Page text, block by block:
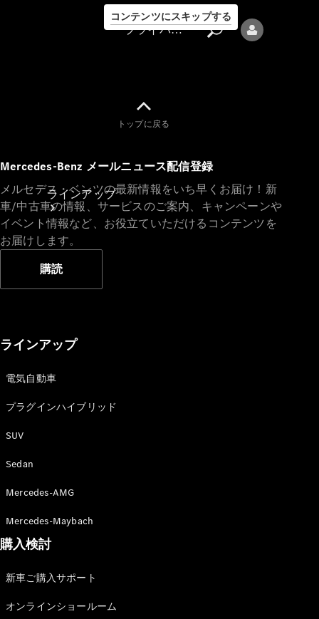
コンテンツにスキップする
プライバシ
ラインアップ
プラグインハイブリッドモデル
All Sedan
CLA
Sedan
Sedan
Sedan
プライバシーポリシー
トップに戻る
Mercedes-Benz メールニュース配信登録
メルセデス・ベンツの最新情報をいち早くお届け！新
車/中古車の情報、サービスのご案内、キャンペーンや
イベント情報など、お役立ていただけるコンテンツを
お届けします。
購読
ラインアップ
電気自動車
プラグインハイブリッド
SUV
Sedan
Mercedes-AMG
Mercedes-Maybach
購入検討
新車ご購入サポート
オンラインショールーム